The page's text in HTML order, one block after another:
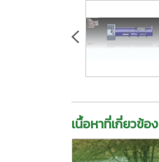
เนื้อหาที่เกี่ยวข้อง